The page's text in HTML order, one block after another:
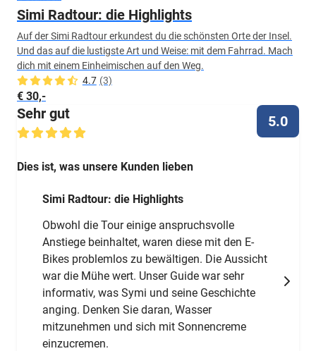
Simi Radtour: die Highlights
Auf der Simi Radtour erkundest du die schönsten Orte der Insel.
Und das auf die lustigste Art und Weise: mit dem Fahrrad. Mach
dich mit einem Einheimischen auf den Weg.
4.7 (3)
€ 30,-
Sehr gut 5.0
Dies ist, was unsere Kunden lieben
Simi Radtour: die Highlights
Obwohl die Tour einige anspruchsvolle
Anstiege beinhaltet, waren diese mit den E-
Bikes problemlos zu bewältigen. Die Aussicht
war die Mühe wert. Unser Guide war sehr
informativ, was Symi und seine Geschichte
anging. Denken Sie daran, Wasser
mitzunehmen und sich mit Sonnencreme
einzucremen.